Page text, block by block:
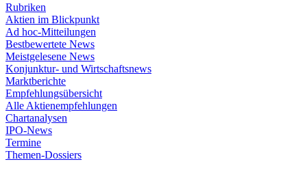
Rubriken
Aktien im Blickpunkt
Ad hoc-Mitteilungen
Bestbewertete News
Meistgelesene News
Konjunktur- und Wirtschaftsnews
Marktberichte
Empfehlungsübersicht
Alle Aktienempfehlungen
Chartanalysen
IPO-News
Termine
Themen-Dossiers